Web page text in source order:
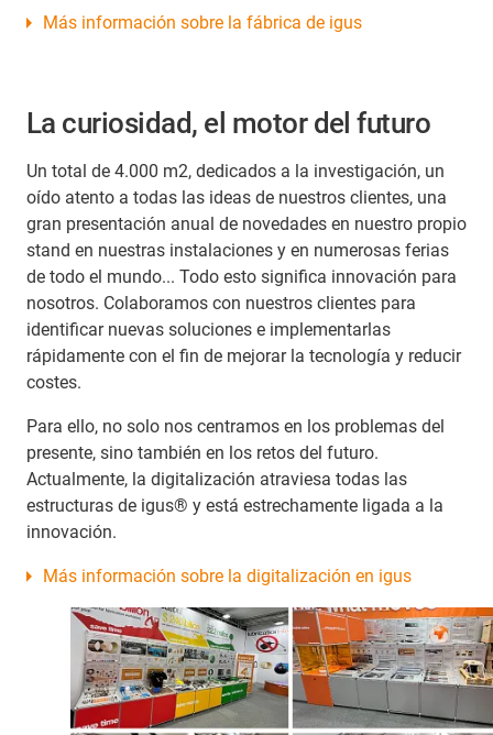
Más información sobre la fábrica de igus
La curiosidad, el motor del futuro
Un total de 4.000 m2, dedicados a la investigación, un
oído atento a todas las ideas de nuestros clientes, una
gran presentación anual de novedades en nuestro propio
stand en nuestras instalaciones y en numerosas ferias
de todo el mundo... Todo esto significa innovación para
nosotros. Colaboramos con nuestros clientes para
identificar nuevas soluciones e implementarlas
rápidamente con el fin de mejorar la tecnología y reducir
costes.
Para ello, no solo nos centramos en los problemas del
presente, sino también en los retos del futuro.
Actualmente, la digitalización atraviesa todas las
estructuras de igus® y está estrechamente ligada a la
innovación.
Más información sobre la digitalización en igus